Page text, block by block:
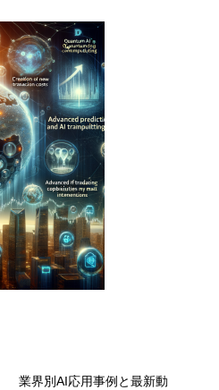
業界別AI応用事例と最新動